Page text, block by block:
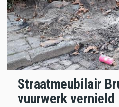
Straatmeubilair
vuurwerk vernield